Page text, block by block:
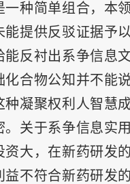
种简单组合，本
提供反驳证据予
反衬出系争信息
合物公知并不能
凝聚权利人智慧
关于系争信息实
大，在新药研发
不符合新药研发